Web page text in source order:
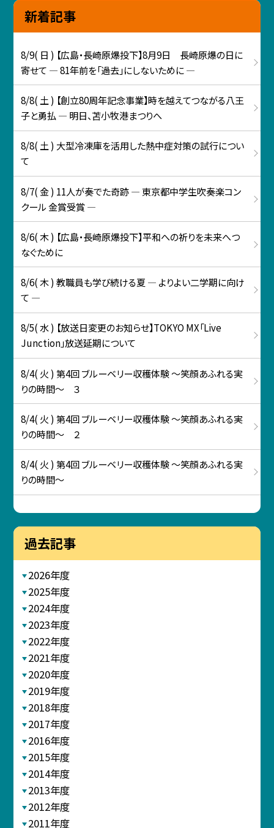
新着記事
8/9( 日 ) 【広島・長崎原爆投下】8月9日 長崎原爆の日に
寄せて ― 81年前を「過去」にしないために ―
8/8( 土 ) 【創立80周年記念事業】時を越えてつながる八王
子と勇払 ― 明日、苫小牧港まつりへ
8/8( 土 ) 大型冷凍庫を活用した熱中症対策の試行につい
て
8/7( 金 ) 11人が奏でた奇跡 ― 東京都中学生吹奏楽コン
クール 金賞受賞 ―
8/6( 木 ) 【広島・長崎原爆投下】平和への祈りを未来へつ
なぐために
8/6( 木 ) 教職員も学び続ける夏 ― よりよい二学期に向け
て ―
8/5( 水 ) 【放送日変更のお知らせ】TOKYO MX「Live
Junction」放送延期について
8/4( 火 ) 第4回 ブルーベリー収穫体験 ～笑顔あふれる実
りの時間～ ３
8/4( 火 ) 第4回 ブルーベリー収穫体験 ～笑顔あふれる実
りの時間～ ２
8/4( 火 ) 第4回 ブルーベリー収穫体験 ～笑顔あふれる実
りの時間～
過去記事
2026年度
2025年度
2024年度
2023年度
2022年度
2021年度
2020年度
2019年度
2018年度
2017年度
2016年度
2015年度
2014年度
2013年度
2012年度
2011年度